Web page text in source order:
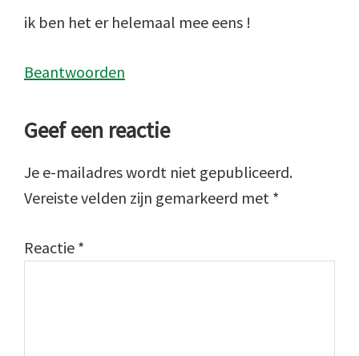
ik ben het er helemaal mee eens !
Beantwoorden
Geef een reactie
Je e-mailadres wordt niet gepubliceerd.
Vereiste velden zijn gemarkeerd met *
Reactie *